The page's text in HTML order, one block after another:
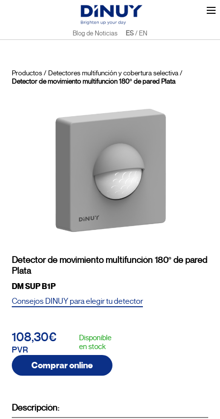
Blog de Noticias ES/ EN
Productos/ Detectores multifunción y cobertura selectiva/
Detector de movimiento multifunción 180º de pared Plata
Detector de movimiento multifunción 180º de pared
Plata
DM SUP B1P
Consejos DINUY para elegir tu detector
108,30€
PVR
Disponible
en stock
Comprar online
Descripción: